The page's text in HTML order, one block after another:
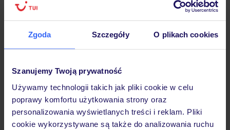
Zgoda Szczegóły O plikach cookies
Szanujemy Twoją prywatność
Używamy technologii takich jak pliki cookie w celu
poprawy komfortu użytkowania strony oraz
personalizowania wyświetlanych treści i reklam. Pliki
cookie wykorzystywane są także do analizowania ruchu
WIETNAM
14 029
15.12.2026 - 23.12.2026 (6 noclegów)
Śniadanie
prywatne wille